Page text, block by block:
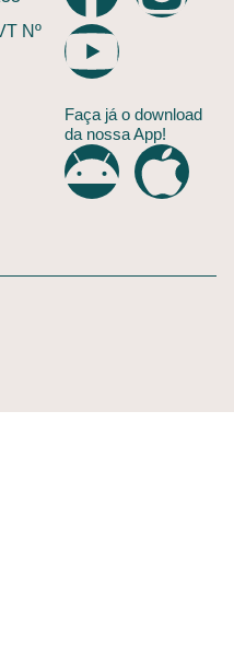
Nº
Faça já o download
da nossa App!